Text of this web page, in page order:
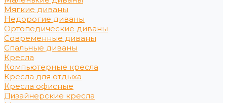
Мягкие диваны
Недорогие диваны
Ортопедические диваны
Современные диваны
Спальные диваны
Кресла
Компьютерные кресла
Кресла для отдыха
Кресла офисные
Дизайнерские кресла